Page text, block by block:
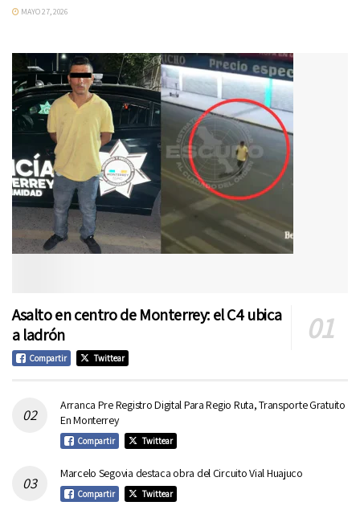
MAYO 27, 2026
Asalto en centro de Monterrey: el C4 ubica
a ladrón
Compartir Twittear
Arranca Pre Registro Digital Para Regio Ruta, Transporte Gratuito
En Monterrey
Compartir Twittear
Marcelo Segovia destaca obra del Circuito Vial Huajuco
Compartir Twittear